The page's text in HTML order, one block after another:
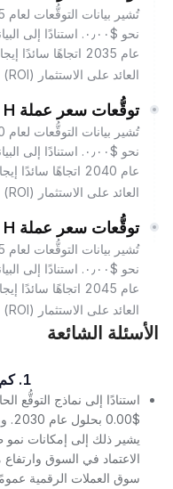
نحو $٠٫٠٠. استنادًا
عام 2035 اتجاهًا سائدًا إيجابيًا مع استمرار نمو عملة H.
العائد على الاستثمار (ROI) المُحتمل:
توقُّعات سعر عملة H لعام 2040
نحو $٠٫٠٠. استنادًا
عام 2040 اتجاهًا سائدًا إيجابيًا مع استمرار نمو عملة H.
العائد على الاستثمار (ROI) المُحتمل:
توقُّعات سعر عملة H لعام 2045
نحو $٠٫٠٠. استنادًا
عام 2045 اتجاهًا سائدًا إيجابيًا مع استمرار نمو عملة H.
العائد على الاستثمار (ROI) المُحتمل:
الأسئلة الشائعة
1. كم ستكون قيمة H في عام 2030؟
يشير ذلك إلى إمكانات نمو
الاعتماد في السوق
سوق العملات الرقمية